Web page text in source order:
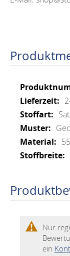
Mehr
Informationen
Nur
ein